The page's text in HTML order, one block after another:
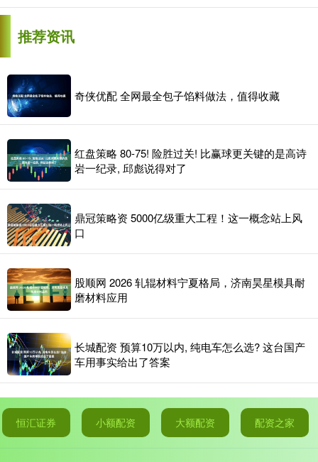
推荐资讯
奇侠优配 全网最全包子馅料做法，值得收藏
红盘策略 80-75! 险胜过关! 比赢球更关键的是高诗
岩一纪录, 邱彪说得对了
鼎冠策略资 5000亿级重大工程！这一概念站上风
口
股顺网 2026 轧辊材料宁夏格局，济南昊星模具耐
磨材料应用
长城配资 预算10万以内, 纯电车怎么选? 这台国产
车用事实给出了答案
恒汇证券 小额配资 大额配资 配资之家